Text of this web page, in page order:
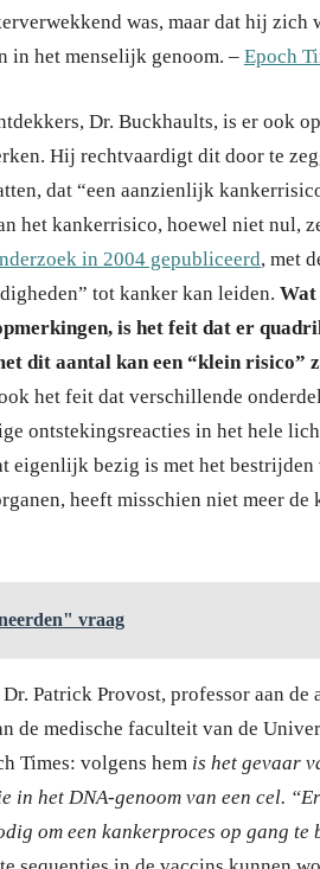
was, maar dat hij zich
in het menselijk genoom. – Epoch
Dr. Buckhaults, is er ook
Hij rechtvaardigt dit door te
dat “een aanzienlijk
het kankerrisico, hoewel niet nul,
in 2004 gepubliceerd, met
tot kanker kan leiden. Wat
is het feit dat er
dit aantal kan een “klein risico”
het feit dat verschillende
ontstekingsreacties in het hele
eigenlijk bezig is met het
heeft misschien niet meer
vraag
Dr. Patrick Provost, professor aan
de medische faculteit van de
Times: volgens hem is het gevaar
in het DNA-genoom van een cel.
om een kankerproces op gang te